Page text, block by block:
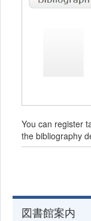
You can register
the bibliography
図書館案内